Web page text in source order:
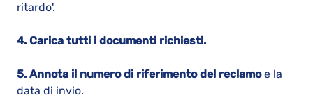
ritardo'.
4. Carica tutti i documenti richiesti.
5. Annota il numero di riferimento del reclamoe la
data di invio.